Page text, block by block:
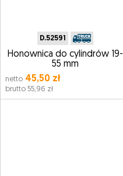
D.52591
Honownica do cylindrów 19-
55 mm
netto 45,50 zł
brutto 55,96 zł